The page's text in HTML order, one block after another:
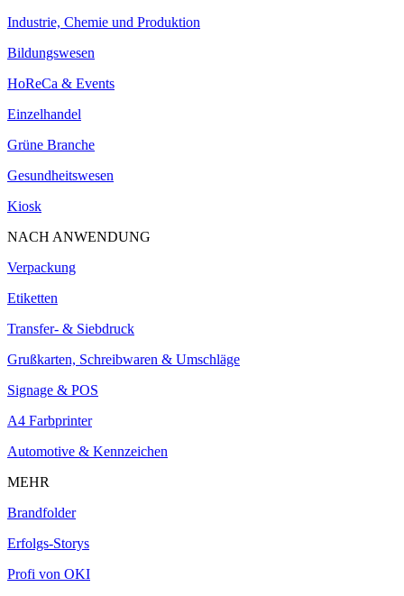
Industrie, Chemie und Produktion
Bildungswesen
HoReCa & Events
Einzelhandel
Grüne Branche
Gesundheitswesen
Kiosk
NACH ANWENDUNG
Verpackung
Etiketten
Transfer- & Siebdruck
Grußkarten, Schreibwaren & Umschläge
Signage & POS
A4 Farbprinter
Automotive & Kennzeichen
MEHR
Brandfolder
Erfolgs-Storys
Profi von OKI